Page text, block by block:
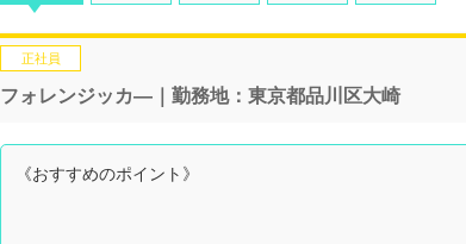
正社員
フォレンジッカ―｜勤務地：東京都品川区大崎
《おすすめのポイント》